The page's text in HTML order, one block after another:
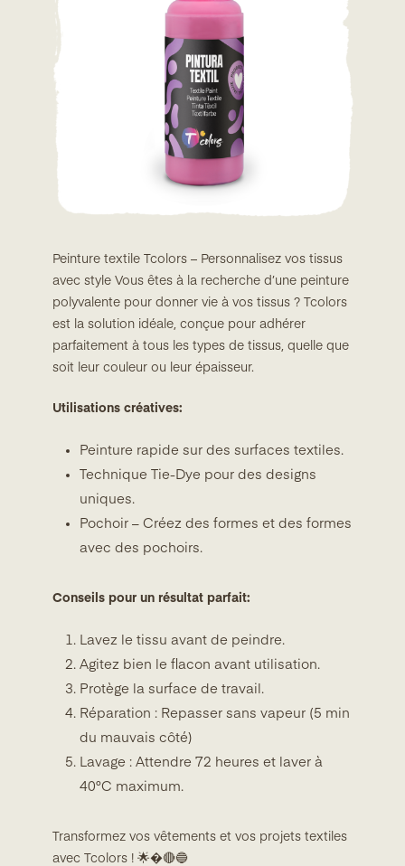
Peinture textile Tcolors – Personnalisez vos tissus
avec style Vous êtes à la recherche d’une peinture
polyvalente pour donner vie à vos tissus ? Tcolors
est la solution idéale, conçue pour adhérer
parfaitement à tous les types de tissus, quelle que
soit leur couleur ou leur épaisseur.
Utilisations créatives:
Peinture rapide sur des surfaces textiles.
Technique Tie-Dye pour des designs
uniques.
Pochoir – Créez des formes et des formes
avec des pochoirs.
Conseils pour un résultat parfait:
Lavez le tissu avant de peindre.
Agitez bien le flacon avant utilisation.
Protège la surface de travail.
Réparation : Repasser sans vapeur (5 min
du mauvais côté)
Lavage : Attendre 72 heures et laver à
40°C maximum.
Transformez vos vêtements et vos projets textiles
avec Tcolors ! 🌟�🔴🔵